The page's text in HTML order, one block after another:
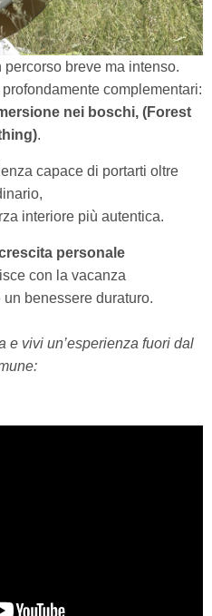
percorso breve ma intenso.
complementari:
nei boschi, (Forest
.
capace di portarti oltre
interiore più autentica.
personale
con la vacanza
benessere duraturo.
e vivi un’esperienza fuori dal